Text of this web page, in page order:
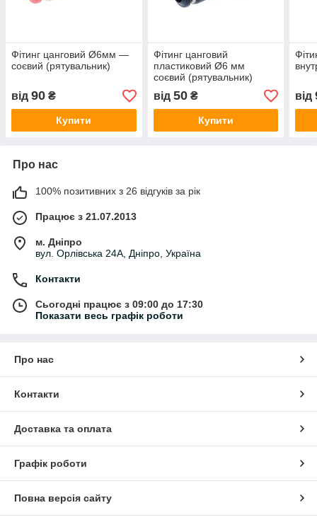
Фітинг цанговий Ø6мм —
соєвий (рятувальник)
від 90 ₴
Купити
Фітинг цанговий
пластиковий Ø6 мм
соєвий (рятувальник)
від 50₴
Купити
від
Про нас
100% позитивних з 26 відгуків за рік
Працює з 21.07.2013
м. Дніпро
вул. Орлівська 24А, Дніпро, Україна
Контакти
Сьогодні працює з 09:00 до 17:30
Показати весь графік роботи
Про нас
Контакти
Доставка та оплата
Графік роботи
Повна версія сайту